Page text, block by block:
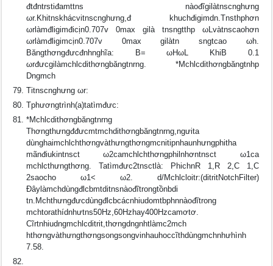
đtđntrstiđamttns nàođĩgilàtnscnghưng
ωr.Khitnskhácvitnscnghưng,đ khuchđigimdn.Tnsthphơn
ωrlàmđligimđicịn0.707v 0max gilà tnsngtthp ωLvàtnscaohơn
ωrlàmđligimcịn0.707v 0max gilàtn sngtcao ωh.
Băngthơngđưcđnhnghĩa: B= ωHωL KhiB 0.1
ωrđưcgilàmchlcdithơngbăngtnrng. *Mchlcdithơngbăngtnhp
Dngmch
Titnscnghưng ωr:
Tphươngtrình(a)tatìmđưc:
*Mchlcdithơngbăngtnrng
Thơngthưngđđưcmtmchdithơngbăngtnrng,ngưita
dùnghaimchlchthơngvàthưngthơngmcnitipnhaunhưngphitha
mãnđiukintnsct ω2camchlchthơngphilnhơntnsct ω1ca
mchlcthưngthơng. Tatìmđưc2tnsctlà: PhichnR 1,R 2,C 1,C
2saocho ω1< ω2. d/Mchlcloitr:(ditritNotchFilter)
Ðâylàmchdùngđlcbmtditnsnàođĩtrongtồnbdi
tn.Mchthưngđưcdùngđlcbcácnhiudomtbphnnàođĩtrong
mchtorathídnhưtns50Hz,60Hzhay400Hzcamơtơ.
Cĩrtnhiudngmchlcditrit,thơngdngnhtlàmc2mch
hthơngvàthưngthơngsongsongvinhauhoccĩthdùngmchnhưhình
7.58.